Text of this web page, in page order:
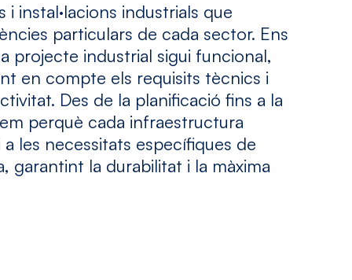
i instal·lacions industrials que
particulars de cada sector. Ens
projecte industrial sigui funcional,
en compte els requisits tècnics i
Des de la planificació fins a la
perquè cada infraestructura
les necessitats específiques de
garantint la durabilitat i la màxima